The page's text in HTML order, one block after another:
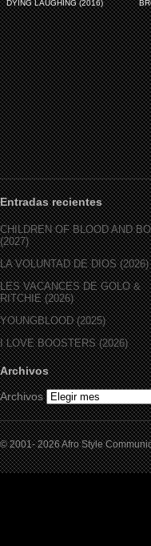
DYING LAUGHING (2016)
Entradas recientes
CHILDREN OF BLOOD AND
(2027)
LA VOLUNTAD DE DIOS (2026)
LES VACANCES DE GOLO &
RITCHIE (2026)
YOUNGBLOOD (2025)
I LOVE BOOSTERS (2026)
Archivos
Archivos
© 2001- 2026 Afro Style